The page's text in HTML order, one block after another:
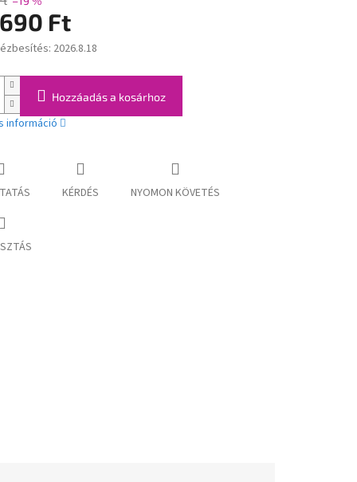
Ft
2026.8.18
Hozzáadás a kosárhoz
információ
KÉRDÉS NYOMON KÖVETÉS